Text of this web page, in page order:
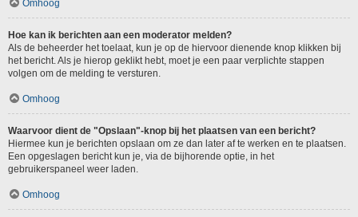
Omhoog
Hoe kan ik berichten aan een moderator melden?
Als de beheerder het toelaat, kun je op de hiervoor dienende knop klikken bij
het bericht. Als je hierop geklikt hebt, moet je een paar verplichte stappen
volgen om de melding te versturen.
Omhoog
Waarvoor dient de "Opslaan"-knop bij het plaatsen van een bericht?
Hiermee kun je berichten opslaan om ze dan later af te werken en te plaatsen.
Een opgeslagen bericht kun je, via de bijhorende optie, in het
gebruikerspaneel weer laden.
Omhoog